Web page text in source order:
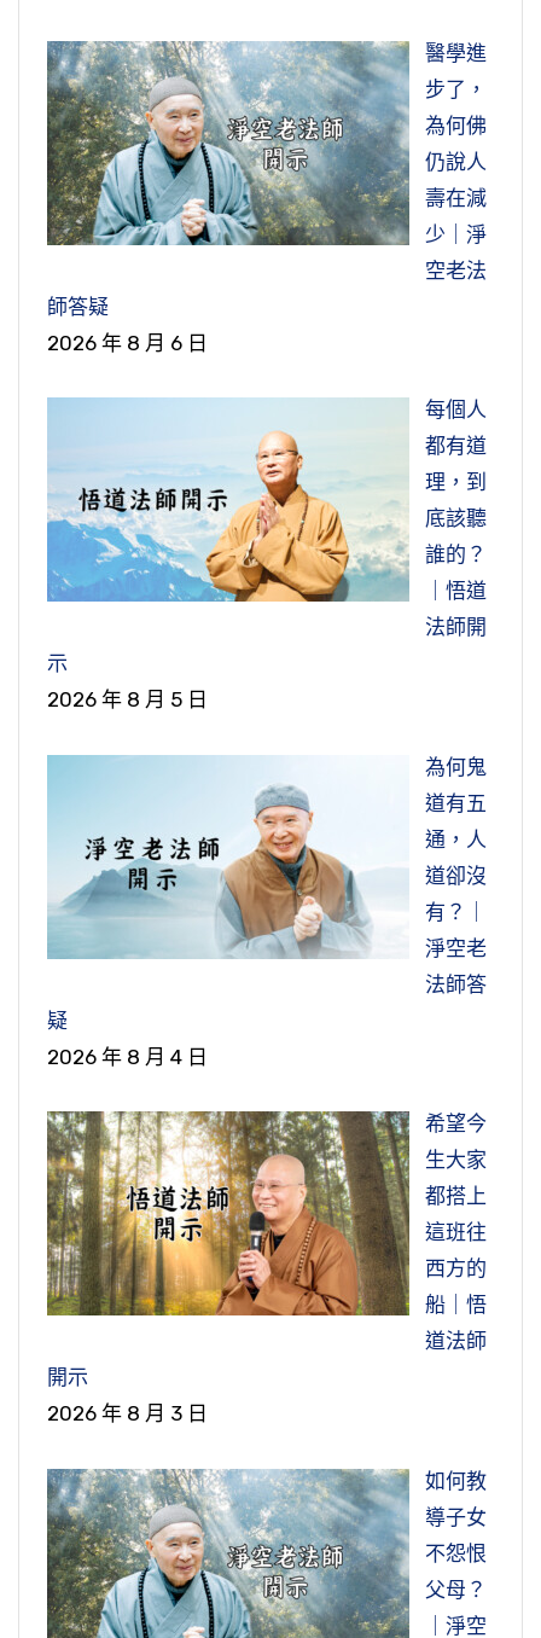
醫學進
步了，
為何佛
仍說人
壽在減
少｜淨
空老法
師答疑
2026 年 8 月 6 日
每個人
都有道
理，到
底該聽
誰的？
｜悟道
法師開
示
2026 年 8 月 5 日
為何鬼
道有五
通，人
道卻沒
有？｜
淨空老
法師答
疑
2026 年 8 月 4 日
希望今
生大家
都搭上
這班往
西方的
船｜悟
道法師
開示
2026 年 8 月 3 日
如何教
導子女
不怨恨
父母？
｜淨空